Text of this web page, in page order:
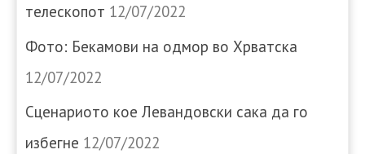
телескопот 12/07/2022
Фото: Бекамови на одмор во Хрватска
12/07/2022
Сценариото кое Левандовски сака да го
избегне 12/07/2022